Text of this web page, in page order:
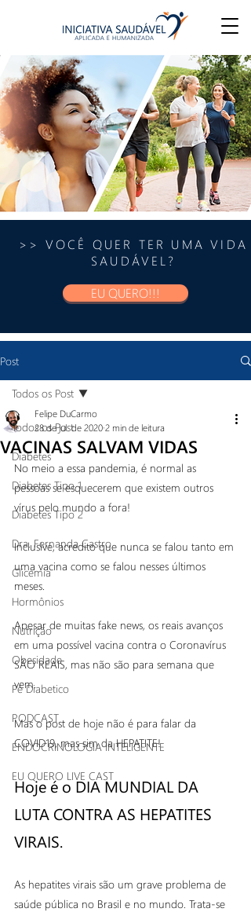
>> VOCÊ QUER TER UMA VIDA
SAUDÁVEL?
EU QUERO!!!
Post
Todos os Post
Diabetes
Diabetes Tipo 1
Diabetes Tipo 2
Dra. Fernanda Castro
Glicemia
Hormônios
Nutrição
Obesidade
Pé Diabetico
PODCAST
ENDOCRINOLOGIA INTELIGENTE
EU QUERO LIVE CAST
Todos os Post
VACINAS SALVAM VIDAS
Felipe DuCarmo
28 de jul. de 20202 min de leitura
No meio a essa pandemia, é normal as
pessoas se esquecerem que existem outros
vírus pelo mundo a fora!
Inclusive, acredito que nunca se falou tanto em
uma vacina como se falou nesses últimos
meses.
Apesar de muitas fake news, os reais avanços
em uma possível vacina contra o Coronavírus
SÃO REAIS, mas não são para semana que
vem.
Mas o post de hoje não é para falar da
COVID19, mas sim da HEPATITE!
Hoje é o DIA MUNDIAL DA
LUTA CONTRA AS HEPATITES
VIRAIS.
As hepatites virais são um grave problema de
saúde pública no Brasil e no mundo. Trata-se